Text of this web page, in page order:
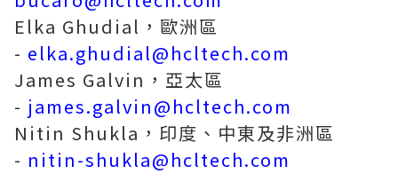
Elka Ghudial，歐洲區
- elka.ghudial@hcltech.com
James Galvin，亞太區
- james.galvin@hcltech.com
Nitin Shukla，印度、中東及非洲區
- nitin-shukla@hcltech.com